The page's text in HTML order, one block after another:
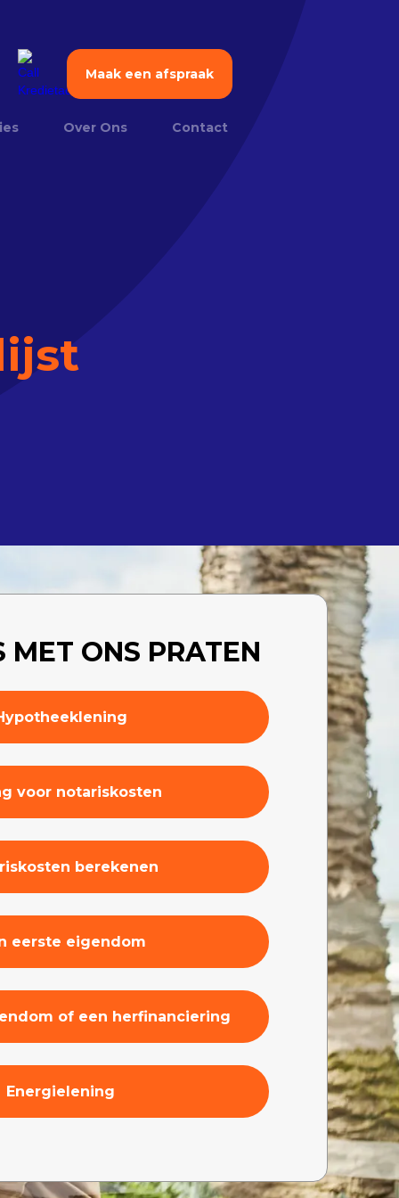
Maak een afspraak
Over Ons Contact
MET ONS PRATEN
voor notariskosten
berekenen
eerste eigendom
of een herfinanciering
Energielening